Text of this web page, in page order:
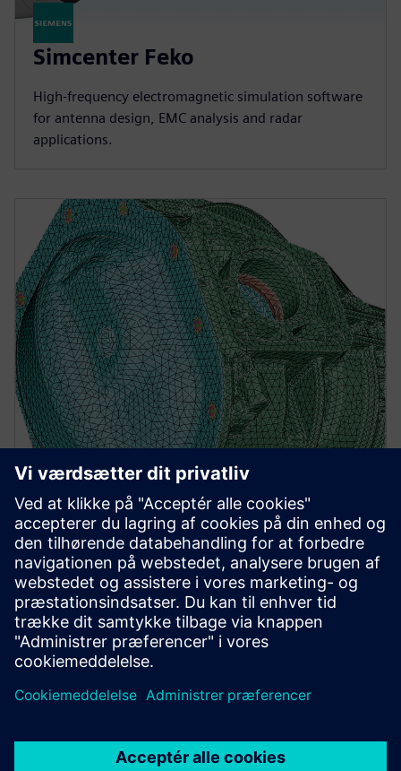
Simcenter Feko
High-frequency electromagnetic simulation software
for antenna design, EMC analysis and radar
applications.
Simcenter Simlab
A process-oriented multidisciplinary simulation
environment that empowers users to accurately
analyze the performance of complex assemblies.